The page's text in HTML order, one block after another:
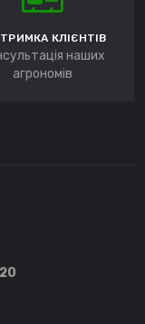
КЛІЄНТІВ
наших
агрономів